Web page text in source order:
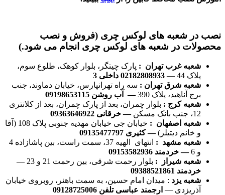
نصب در شعبه های لوکس چری (فروش و نصب
محصولات در شعبه های لوکس چری انجام می شود.)
شعبه غرب تهران : پارک چیتگر، بلوار کوهک، طلوع سوم،
پلاک 44 —
شعبه شرق تهران : سه راه تهرانپارس، خیابان دماوند، جنب
برج آناهید، پلاک 390
— آب روشن 09198653115
شعبه کرج : بلوار چمران، بعد از پارک چمران، بعد از کلانتری
12، جنب بانک مسکن
— خرقانی 09363646922
شعبه اصفهان :
خیابان جی خیابان مهدیه جنوبی پلاک 108 (آقا
و خانم دیتیلر)— کثیری 09135477797
شعبه مشهد :
انتهای الهیه 37، سمت راست، بین پاشازاده 4
و 6
— خردمند 09153582936
شعبه شیراز : بلوار رحمت شرقی، بین رحمت 21 و 23
—
خردمند 09388521861
شعبه یزد : میدان امام حسین، به سمت باهنر، روبروی خیابان
آذریزدی — ارجمند عباسی تلفن 09128725006